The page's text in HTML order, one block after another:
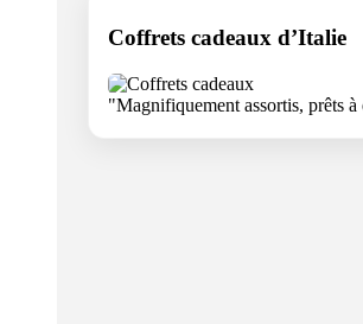
Coffrets cadeaux d’Italie
"Magnifiquement assortis, prêts